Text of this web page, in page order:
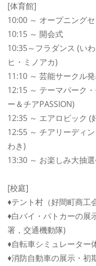
[体育館]
10:00 ～ オープニング
10:15 ～ 開会式
10:35～フラダンス (い
ヒ・ミノアカ)
11:10 ～ 芸能サークル
12:15 ～ テーマパーク
ー＆チアPASSION)
12:35 ～ エアロビック (
12:55 ～ チアリーディ
わき)
13:30 ～ お楽しみ大抽
[校庭]
♦テント村（好間町商工
♦白バイ・パトカーの展
署，交通機動隊)
♦自転車シミュレーター
♦消防自動車の展示・初